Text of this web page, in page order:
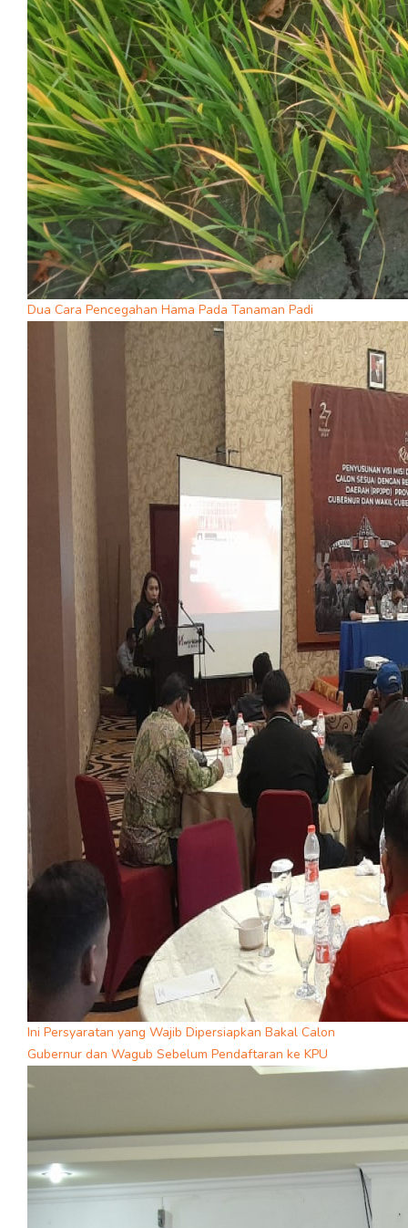
Dua Cara Pencegahan Hama Pada Tanaman Padi
Ini Persyaratan yang Wajib Dipersiapkan Bakal Calon
Gubernur dan Wagub Sebelum Pendaftaran ke KPU